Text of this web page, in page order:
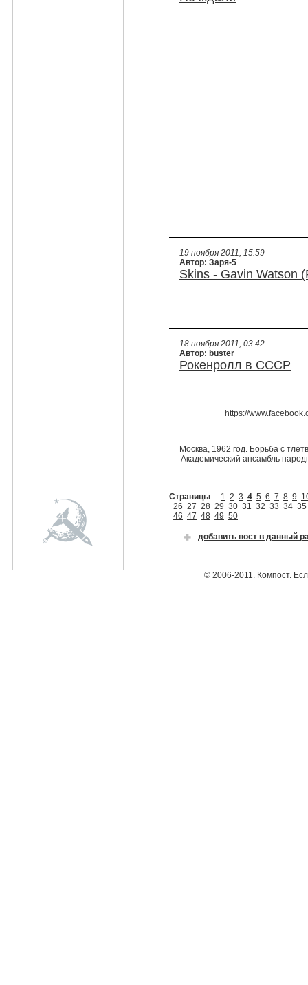
19 ноября 2011, 15:59
Автор: Заря-5
Skins - Gavin Watson
18 ноября 2011, 03:42
Автор: buster
Рокенролл в СССР
https://
Москва, 1962 год. Борьба с
Академический ансамбль
Страницы: 1 2 3 4 5 6 7 8 9
26 27 28 29 30 31 32 33 34 35
46 47 48 49 50
добавить пост в данный
© 2006-2011. Компост.